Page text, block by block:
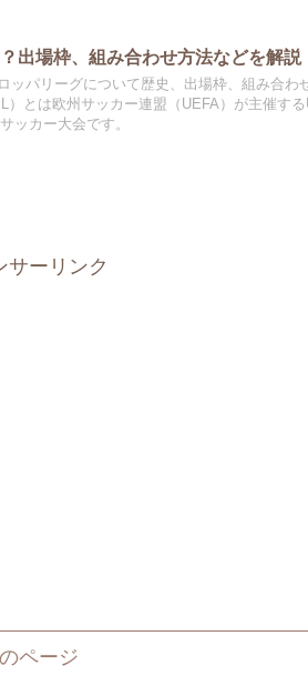
出場枠、組み合わせ方法などを解説
ッパリーグについて歴史、出場枠、組み合わ
）とは欧州サッカー連盟（UEFA）が主催す
ッカー大会です。
サーリンク
ページ